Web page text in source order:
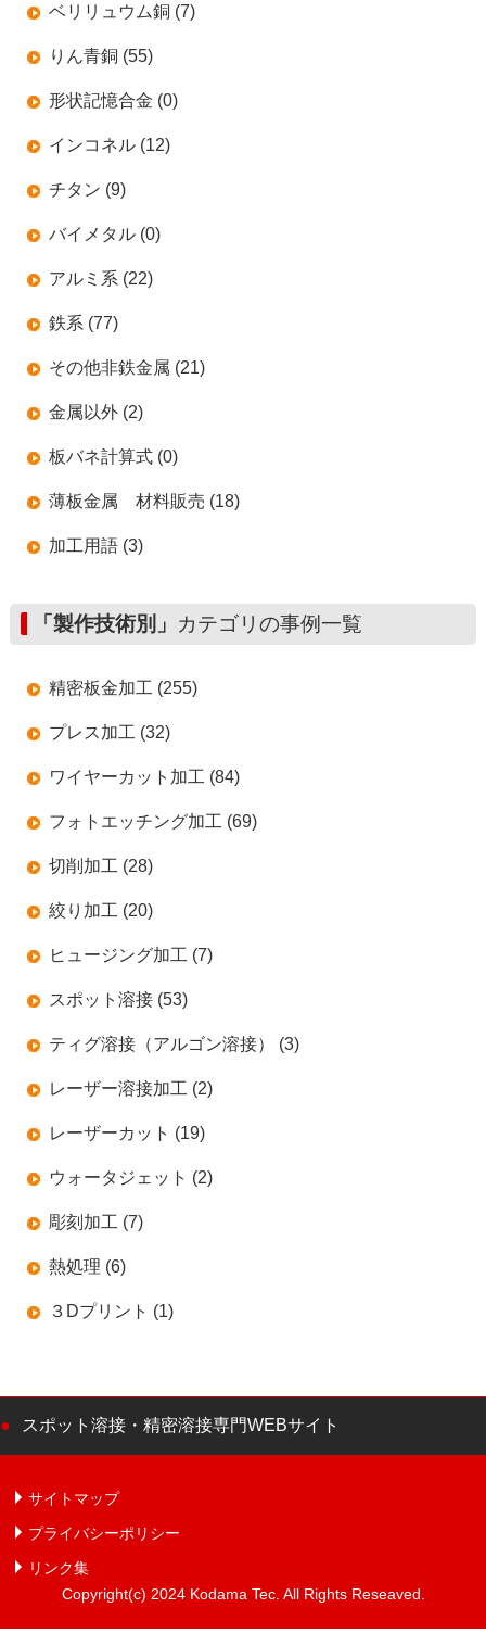
ベリリュウム銅 (7)
りん青銅 (55)
形状記憶合金 (0)
インコネル (12)
チタン (9)
バイメタル (0)
アルミ系 (22)
鉄系 (77)
その他非鉄金属 (21)
金属以外 (2)
板バネ計算式 (0)
薄板金属 材料販売 (18)
加工用語 (3)
「製作技術別」 カテゴリの事例一覧
精密板金加工 (255)
プレス加工 (32)
ワイヤーカット加工 (84)
フォトエッチング加工 (69)
切削加工 (28)
絞り加工 (20)
ヒュージング加工 (7)
スポット溶接 (53)
ティグ溶接（アルゴン溶接） (3)
レーザー溶接加工 (2)
レーザーカット (19)
ウォータジェット (2)
彫刻加工 (7)
熱処理 (6)
３Dプリント (1)
スポット溶接・精密溶接専門WEBサイト
サイトマップ
プライバシーポリシー
リンク集
Copyright(c) 2024 Kodama Tec. All Rights Reseaved.